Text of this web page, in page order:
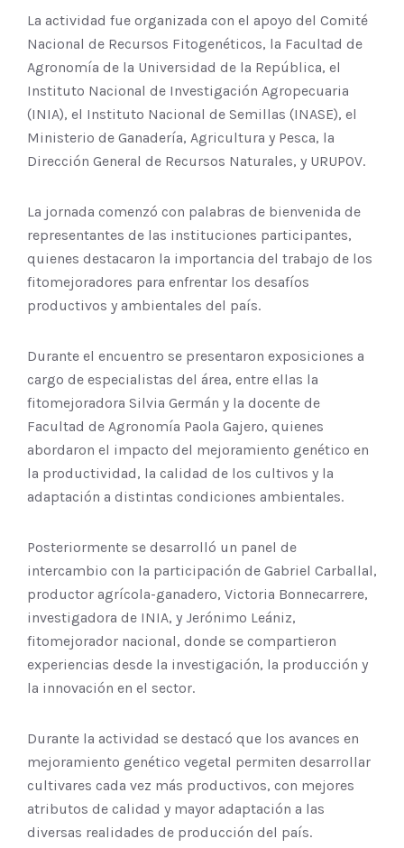
La actividad fue organizada con el apoyo del Comité
Nacional de Recursos Fitogenéticos, la Facultad de
Agronomía de la Universidad de la República, el
Instituto Nacional de Investigación Agropecuaria
(INIA), el Instituto Nacional de Semillas (INASE), el
Ministerio de Ganadería, Agricultura y Pesca, la
Dirección General de Recursos Naturales, y URUPOV.
La jornada comenzó con palabras de bienvenida de
representantes de las instituciones participantes,
quienes destacaron la importancia del trabajo de los
fitomejoradores para enfrentar los desafíos
productivos y ambientales del país.
Durante el encuentro se presentaron exposiciones a
cargo de especialistas del área, entre ellas la
fitomejoradora Silvia Germán y la docente de
Facultad de Agronomía Paola Gajero, quienes
abordaron el impacto del mejoramiento genético en
la productividad, la calidad de los cultivos y la
adaptación a distintas condiciones ambientales.
Posteriormente se desarrolló un panel de
intercambio con la participación de Gabriel Carballal,
productor agrícola-ganadero, Victoria Bonnecarrere,
investigadora de INIA, y Jerónimo Leániz,
fitomejorador nacional, donde se compartieron
experiencias desde la investigación, la producción y
la innovación en el sector.
Durante la actividad se destacó que los avances en
mejoramiento genético vegetal permiten desarrollar
cultivares cada vez más productivos, con mejores
atributos de calidad y mayor adaptación a las
diversas realidades de producción del país.